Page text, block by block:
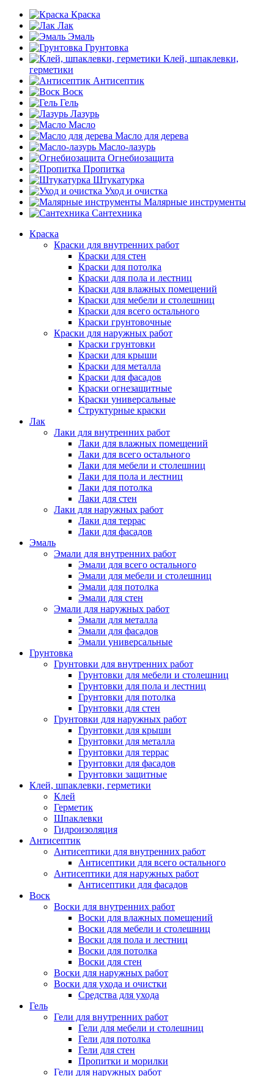
Краска
Лак
Эмаль
Грунтовка
Клей, шпаклевки,
герметики
Антисептик
Воск
Гель
Лазурь
Масло
Масло для дерева
Масло-лазурь
Огнебиозащита
Пропитка
Штукатурка
Уход и очистка
Малярные инструменты
Сантехника
Краска
Краски для внутренних работ
Краски для стен
Краски для потолка
Краски для пола и лестниц
Краски для влажных помещений
Краски для мебели и столешниц
Краски для всего остального
Краски грунтовочные
Краски для наружных работ
Краски грунтовки
Краски для крыши
Краски для металла
Краски для фасадов
Краски огнезащитные
Краски универсальные
Структурные краски
Лак
Лаки для внутренних работ
Лаки для влажных помещений
Лаки для всего остального
Лаки для мебели и столешниц
Лаки для пола и лестниц
Лаки для потолка
Лаки для стен
Лаки для наружных работ
Лаки для террас
Лаки для фасадов
Эмаль
Эмали для внутренних работ
Эмали для всего остального
Эмали для мебели и столешниц
Эмали для потолка
Эмали для стен
Эмали для наружных работ
Эмали для металла
Эмали для фасадов
Эмали универсальные
Грунтовка
Грунтовки для внутренних работ
Грунтовки для мебели и столешниц
Грунтовки для пола и лестниц
Грунтовки для потолка
Грунтовки для стен
Грунтовки для наружных работ
Грунтовки для крыши
Грунтовки для металла
Грунтовки для террас
Грунтовки для фасадов
Грунтовки защитные
Клей, шпаклевки, герметики
Клей
Герметик
Шпаклевки
Гидроизоляция
Антисептик
Антисептики для внутренних работ
Антисептики для всего остального
Антисептики для наружных работ
Антисептики для фасадов
Воск
Воски для внутренних работ
Воски для влажных помещений
Воски для мебели и столешниц
Воски для пола и лестниц
Воски для потолка
Воски для стен
Воски для наружных работ
Воски для ухода и очистки
Средства для ухода
Гель
Гели для внутренних работ
Гели для мебели и столешниц
Гели для потолка
Гели для стен
Пропитки и морилки
Гели для наружных работ